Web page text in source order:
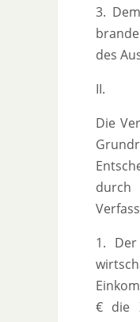
3.
des
II.
Die
1.
€ die